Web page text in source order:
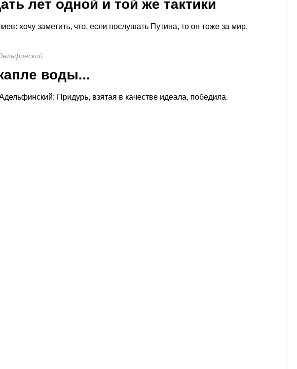
лет одной и той же тактики
хочу заметить, что, если послушать Путина, то он тоже за мир.
воды...
Придурь, взятая в качестве идеала, победила.